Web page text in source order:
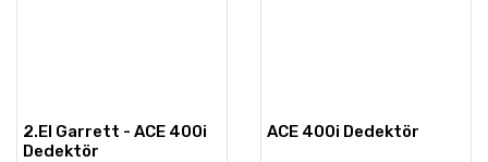
2.El Garrett - ACE 400i
Dedektör
ACE 400i Dedektör